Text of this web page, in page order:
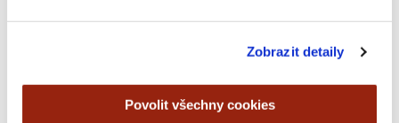
Zobrazit detaily
Povolit všechny cookies